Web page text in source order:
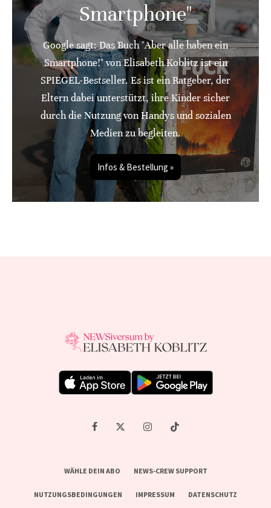
Smartphone"
Google sagt: Das Buch "Aber alle haben ein
Smartphone!" von Elisabeth Koblitz ist ein
SPIEGEL-Bestseller. Es ist ein Ratgeber, der
Eltern dabei unterstützt, ihre Kinder sicher
durch die Nutzung von Handys und sozialen
Medien zu begleiten.
Infos & Bestellung »
WÄHLE DEIN ABO NEWS-CREW SUPPORT
NUTZUNGSBEDINGUNGEN IMPRESSUM DATENSCHUTZ